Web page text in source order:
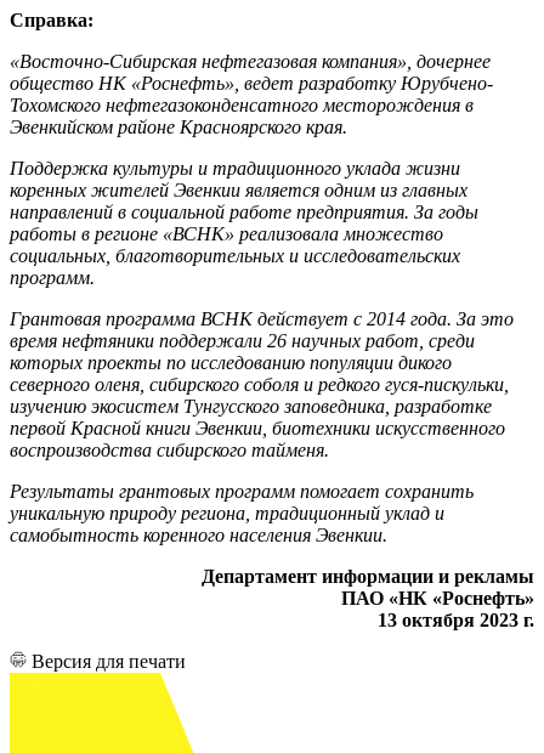
Справка:
«Восточно-Сибирская нефтегазовая компания», дочернее
общество НК «Роснефть», ведет разработку Юрубчено-
Тохомского нефтегазоконденсатного месторождения в
Эвенкийском районе Красноярского края.
Поддержка культуры и традиционного уклада жизни
коренных жителей Эвенкии является одним из главных
направлений в социальной работе предприятия. За годы
работы в регионе «ВСНК» реализовала множество
социальных, благотворительных и исследовательских
программ.
Грантовая программа ВСНК действует с 2014 года. За это
время нефтяники поддержали 26 научных работ, среди
которых проекты по исследованию популяции дикого
северного оленя, сибирского соболя и редкого гуся-пискульки,
изучению экосистем Тунгусского заповедника, разработке
первой Красной книги Эвенкии, биотехники искусственного
воспроизводства сибирского тайменя.
Результаты грантовых программ помогает сохранить
уникальную природу региона, традиционный уклад и
самобытность коренного населения Эвенкии.
Департамент информации и рекламы
ПАО «НК «Роснефть»
13 октября 2023 г.
Версия для печати